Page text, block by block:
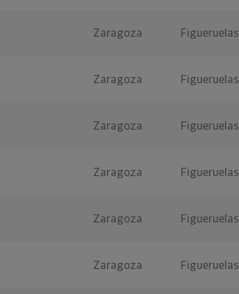
Zaragoza Figueruelas
Zaragoza Figueruelas
Zaragoza Figueruelas
Zaragoza Figueruelas
Zaragoza Figueruelas
Zaragoza Figueruelas